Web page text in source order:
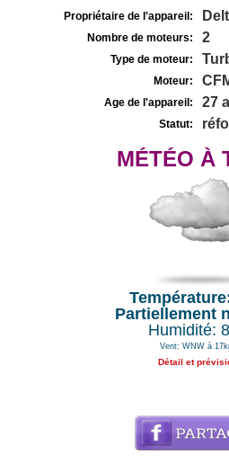
Propriétaire de l'appareil:
Nombre de moteurs: 2
Type de moteur:
Moteur:
Age de l'appareil: 27
Statut:
MÉTÉO À
Partiellement
Humidité:
Vent: WNW à
Détail et